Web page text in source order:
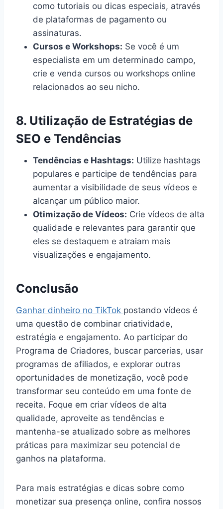
como tutoriais ou dicas especiais, através
de plataformas de pagamento ou
assinaturas.
Cursos e Workshops: Se você é um
especialista em um determinado campo,
crie e venda cursos ou workshops online
relacionados ao seu nicho.
8. Utilização de Estratégias de
SEO e Tendências
Tendências e Hashtags: Utilize hashtags
populares e participe de tendências para
aumentar a visibilidade de seus vídeos e
alcançar um público maior.
Otimização de Vídeos: Crie vídeos de alta
qualidade e relevantes para garantir que
eles se destaquem e atraiam mais
visualizações e engajamento.
Conclusão
Ganhar dinheiro no TikTok postando vídeos é
uma questão de combinar criatividade,
estratégia e engajamento. Ao participar do
Programa de Criadores, buscar parcerias, usar
programas de afiliados, e explorar outras
oportunidades de monetização, você pode
transformar seu conteúdo em uma fonte de
receita. Foque em criar vídeos de alta
qualidade, aproveite as tendências e
mantenha-se atualizado sobre as melhores
práticas para maximizar seu potencial de
ganhos na plataforma.
Para mais estratégias e dicas sobre como
monetizar sua presença online, confira nossos